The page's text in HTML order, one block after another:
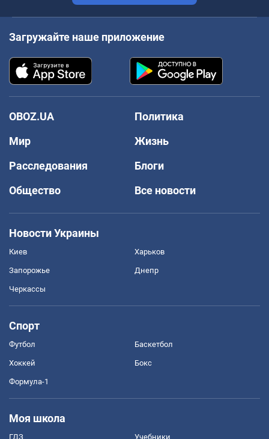
Загружайте наше приложение
OBOZ.UA
Политика
Мир
Жизнь
Расследования
Блоги
Общество
Все новости
Новости Украины
Киев Харьков
Запорожье Днепр
Черкассы
Спорт
Футбол Баскетбол
Хоккей Бокс
Формула-1
Моя школа
ГДЗ Учебники